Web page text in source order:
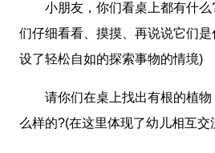
小朋友，你们看桌上都有什
们仔细看看、摸摸、再说说它们是
设了轻松自如的探索事物的情境)
请你们在桌上找出有根的植物
么样的?(在这里体现了幼儿相互交